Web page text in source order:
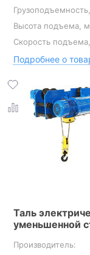
Высота подъема,
Скорость
Подробнее о
Таль
уменьшенной
Производитель: